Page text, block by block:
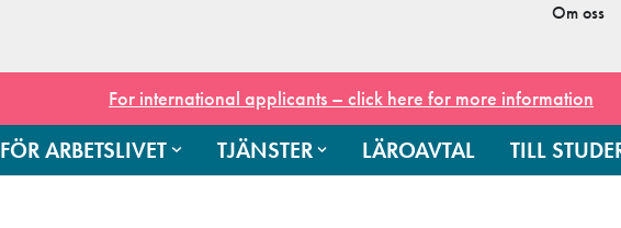
Om oss
For international applicants – click here for more information
FÖR ARBETSLIVET TJÄNSTER LÄROAVTAL TILL